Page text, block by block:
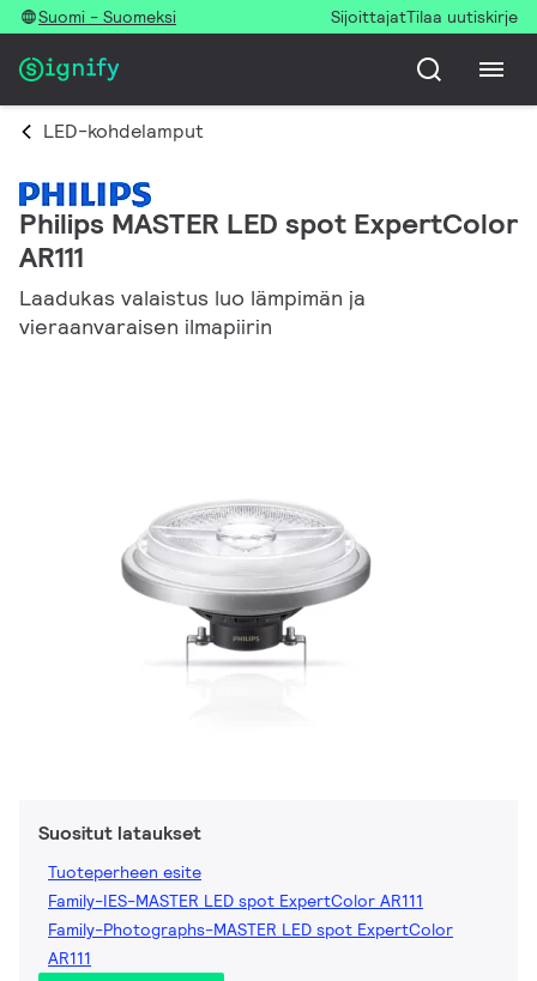
Suomi - Suomeksi SijoittajatTilaa uutiskirje
LED-kohdelamput
Philips MASTER LED spot ExpertColor
AR111
Laadukas valaistus luo lämpimän ja
vieraanvaraisen ilmapiirin
Suositut lataukset
Tuoteperheen esite
Family-IES-MASTER LED spot ExpertColor AR111
Family-Photographs-MASTER LED spot ExpertColor
AR111